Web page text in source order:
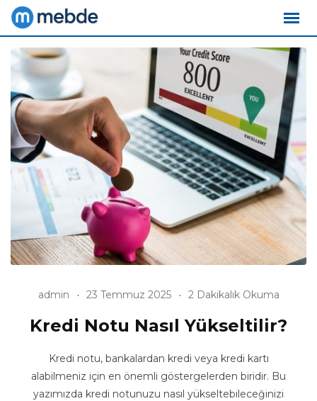
Skip
admin 23 Temmuz 2025 2 Dakikalık Okuma
Kredi Notu Nasıl Yükseltilir?
Kredi notu, bankalardan kredi veya kredi kartı
alabilmeniz için en önemli göstergelerden biridir. Bu
yazımızda kredi notunuzu nasıl yükseltebileceğinizi